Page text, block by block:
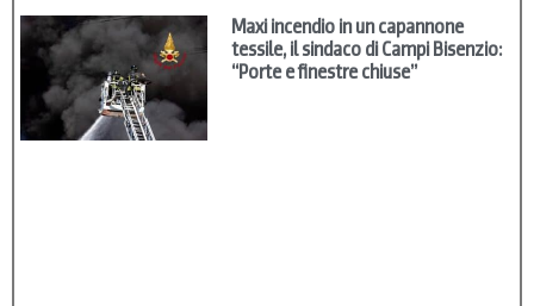
Maxi incendio in un capannone
tessile, il sindaco di Campi Bisenzio:
“Porte e finestre chiuse”